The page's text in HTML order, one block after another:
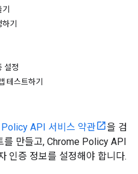
기
설정
테스트하기
API 서비스 약관
을 검
를 만들고, Chrome Policy API
인증 정보를 설정해야 합니다.